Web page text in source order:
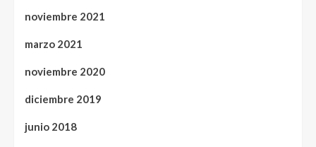
noviembre 2021
marzo 2021
noviembre 2020
diciembre 2019
junio 2018